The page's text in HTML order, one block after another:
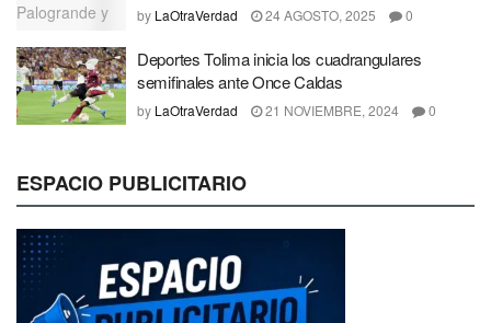
by LaOtraVerdad 24 AGOSTO, 2025 0
Deportes Tolima inicia los cuadrangulares
semifinales ante Once Caldas
by LaOtraVerdad 21 NOVIEMBRE, 2024 0
ESPACIO PUBLICITARIO